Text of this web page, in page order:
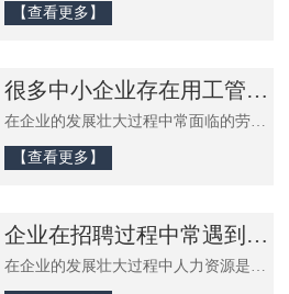
合同纠纷解决过程中的法律风险进行提
示
防和避免纠纷的产生;而一份有缺陷的合
同则会留下隐患，产生纠纷和败诉的后
照济南市中级人民法院最新发布的《民
营企业常见法律风险防范指引》，根据
多年为企业提供法律顾问律师服务的经
风险进行提示，并从实务层面较提出全
面的法律风险防范措施
【查看更多】
很多中小企业存在用工管理中的法律风险，不知道你有没...
在企业的发展壮大过程中常面临的劳动
终，影响劳动关系与企业管理的稳定的
等问题。了解企业劳动用工风险，合理
极性是企业管理的基础且必要的工作。
新冠肺炎疫情期间，盒马鲜生的一纸公
告掀起了“共享用工”的新用工模式，同
【查看更多】
企业在招聘过程中常遇到的法律风险有哪些？
在企业的发展壮大过程中人力资源是影